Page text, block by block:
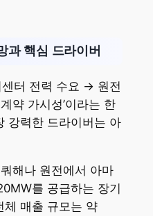
과 핵심 드라이버
센터 전력 수요 → 원전
약 가시성’이라는 한
강력한 드라이버는 아
해나 원전에서 아마
를 공급하는 장기
체 매출 규모는 약